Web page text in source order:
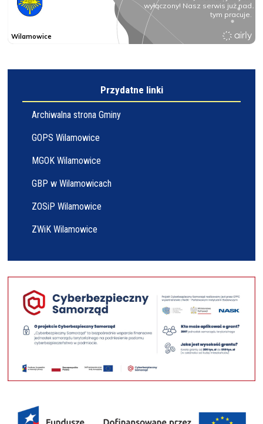
Przydatne linki
Archiwalna strona Gminy
GOPS Wilamowice
MGOK Wilamowice
GBP w Wilamowicach
ZOSiP Wilamowice
ZWiK Wilamowice